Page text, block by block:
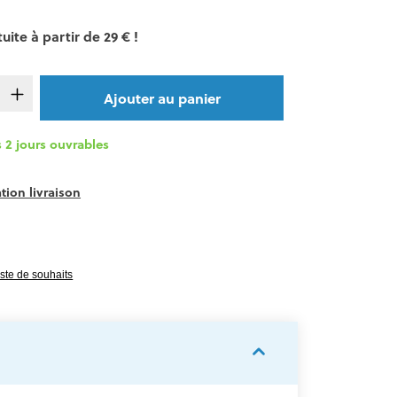
à partir de 29 € !
de produit : Entrez la quantité souhaitée
Ajouter au panier
2 jours ouvrables
livraison
de souhaits